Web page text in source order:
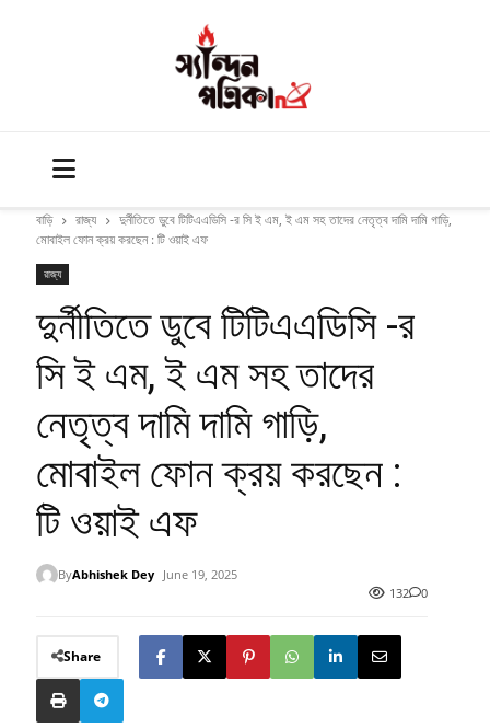
বাড়ি রাজ্য
দুর্নীতিতে ডুবে টিটিএএডিসি -র সি ই এম, ই এম সহ তাদের নেতৃত্ব দামি দামি গাড়ি,
মোবাইল ফোন ক্রয় করছেন : টি ওয়াই এফ
রাজ্য
দুর্নীতিতে ডুবে টিটিএএডিসি -র
সি ই এম, ই এম সহ তাদের
নেতৃত্ব দামি দামি গাড়ি,
মোবাইল ফোন ক্রয় করছেন :
টি ওয়াই এফ
ByAbhishek Dey
June 19, 2025
132
0
Share